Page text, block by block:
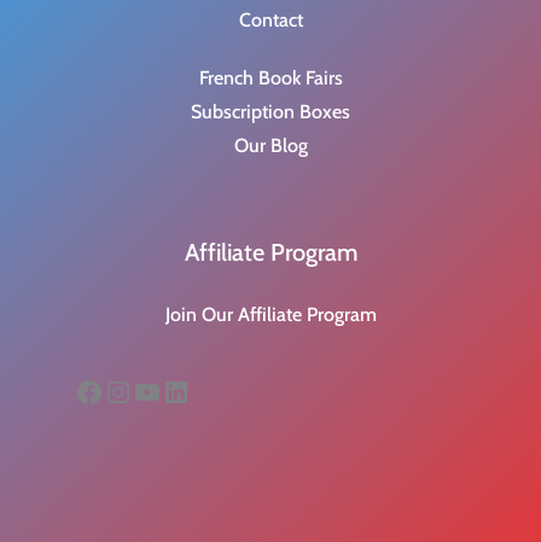
Contact
French Book Fairs
Subscription Boxes
Our Blog
Affiliate Program
Join Our Affiliate Program
Facebook
Instagram
YouTube
LinkedIn